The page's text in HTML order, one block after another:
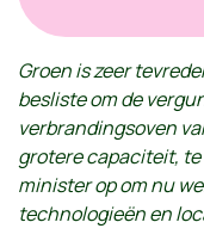
Groen is zeer
besliste om de
verbrandingsoven
grotere capaciteit,
minister op om nu
technologieën en